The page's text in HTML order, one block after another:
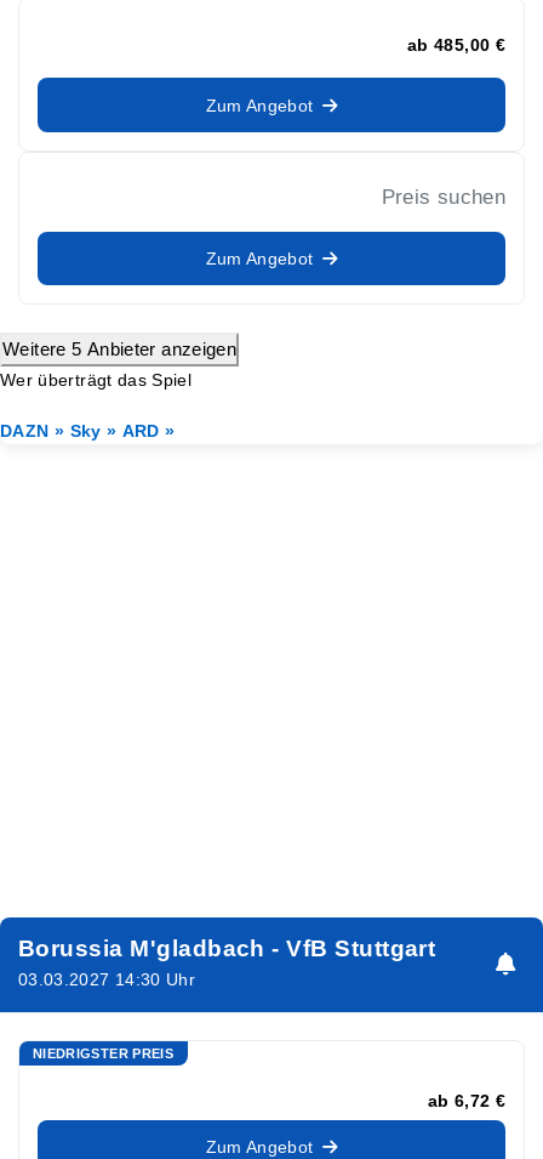
ab 485,00 €
Zum Angebot
Preis suchen
Zum Angebot
Weitere 5 Anbieter anzeigen
Wer überträgt das Spiel
DAZN » Sky » ARD »
Borussia M'gladbach - VfB Stuttgart
03.03.2027 14:30 Uhr
NIEDRIGSTER PREIS
ab 6,72 €
Zum Angebot